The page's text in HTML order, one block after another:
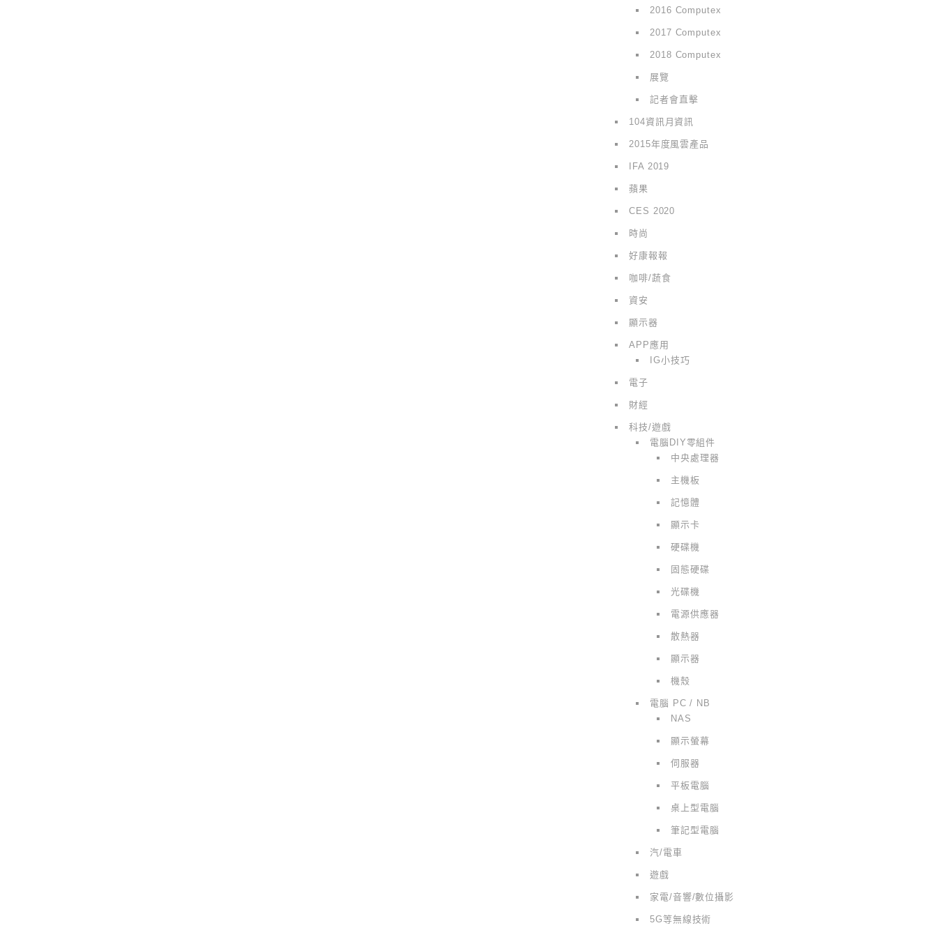
2016 Computex
2017 Computex
2018 Computex
展覽
記者會直擊
104資訊月資訊
2015年度風雲產品
IFA 2019
蘋果
CES 2020
時尚
好康報報
咖啡/蔬食
資安
顯示器
APP應用
IG小技巧
電子
財經
科技/遊戲
電腦DIY零組件
中央處理器
主機板
記憶體
顯示卡
硬碟機
固態硬碟
光碟機
電源供應器
散熱器
顯示器
機殼
電腦 PC / NB
NAS
顯示螢幕
伺服器
平板電腦
桌上型電腦
筆記型電腦
汽/電車
遊戲
家電/音響/數位攝影
5G等無線技術